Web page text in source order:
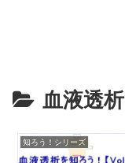
血液透析
知ろう！シリーズ